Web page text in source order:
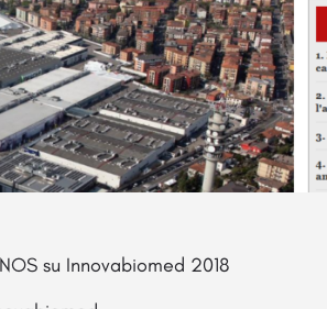
su Innovabiomed 2018